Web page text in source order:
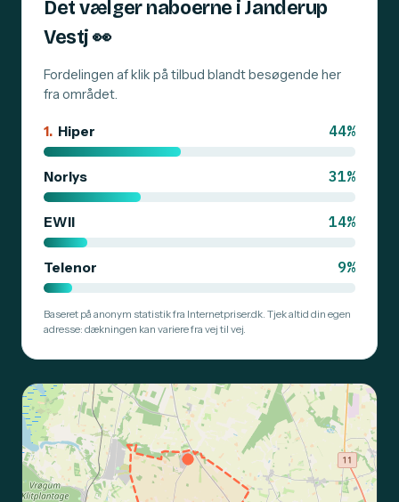
Det vælger naboerne i Janderup
Vestj👀
Fordelingen af klik på tilbud blandt besøgende her
fra området.
1. Hiper 44%
Norlys 31%
EWII 14%
Telenor 9%
Baseret på anonym statistik fra Internetpriser.dk. Tjek altid din egen
adresse: dækningen kan variere fra vej til vej.